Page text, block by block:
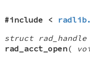
#include <
struct
rad_acct_open(